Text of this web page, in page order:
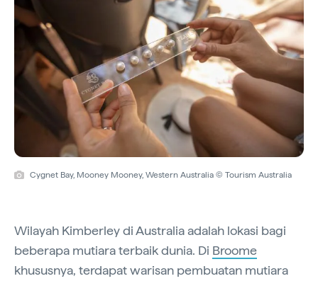
Cygnet Bay, Mooney Mooney, Western Australia © Tourism Australia
Wilayah Kimberley di Australia adalah lokasi bagi
beberapa mutiara terbaik dunia. Di Broome
khususnya, terdapat warisan pembuatan mutiara